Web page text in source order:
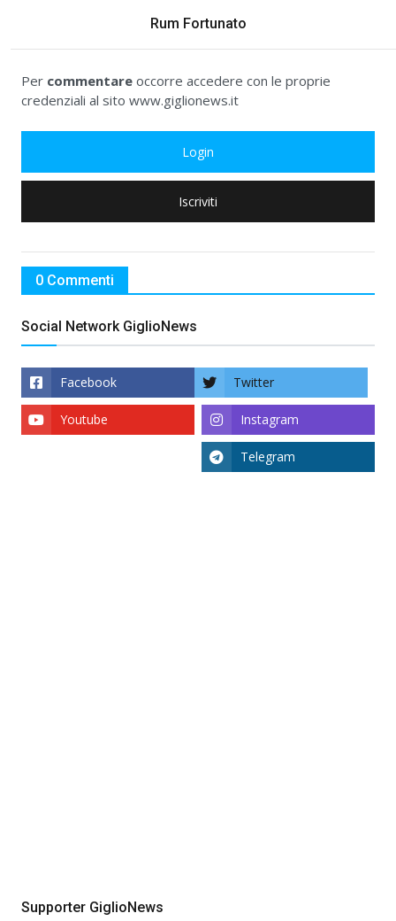
Rum Fortunato
Per commentare occorre accedere con le proprie
credenziali al sito www.giglionews.it
Login
Iscriviti
0 Commenti
Social Network GiglioNews
Facebook Twitter
Instagram
Youtube
Telegram
Supporter GiglioNews